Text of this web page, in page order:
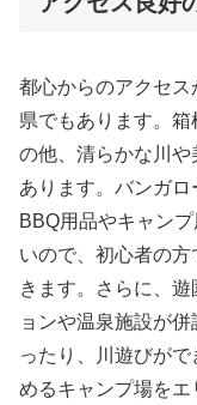
都心からのアクセ
県でもあります。
の他、清らかな川や
あります。バンガロ
BBQ用品やキャン
いので、初心者の
きます。さらに、
ョンや温泉施設が
ったり、川遊びが
めるキャンプ場を